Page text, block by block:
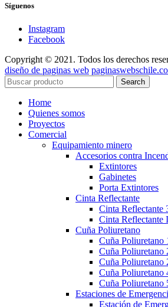
Síguenos
Instagram
Facebook
Copyright © 2021. Todos los derechos
diseño de paginas web
Search
Home
Quienes somos
Proyectos
Comercial
Equipamiento minero
Accesorios contra
Extintores
Gabinetes
Porta Extintores
Cinta Reflectante
Cinta Reflectante
Cinta Reflectante
Cuña Poliuretano
Cuña Poliuretano
Cuña Poliuretano
Cuña Poliuretano
Cuña Poliuretano
Cuña Poliuretano
Estaciones de
Estación de